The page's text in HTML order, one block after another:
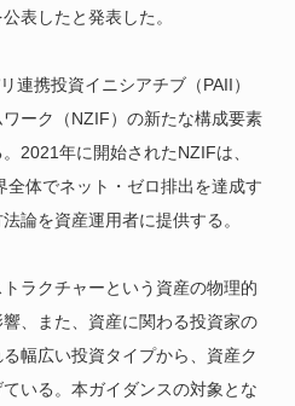
表したと発表した。
連携投資イニシアチブ（PAII）
ーク（NZIF）の新たな構成要素
2021年に開始されたNZIFは、
体でネット・ゼロ排出を達成す
論を資産運用者に提供する。
ラクチャーという資産の物理的
、また、資産に関わる投資家の
幅広い投資タイプから、資産ク
いる。本ガイダンスの対象とな